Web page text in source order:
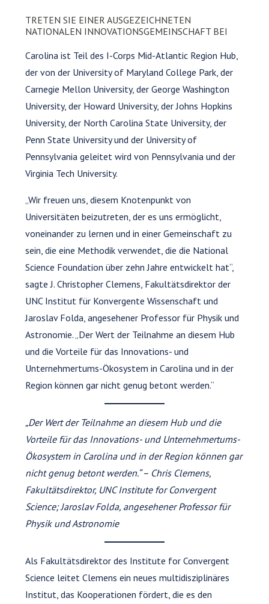
TRETEN SIE EINER AUSGEZEICHNETEN
NATIONALEN INNOVATIONSGEMEINSCHAFT BEI
Carolina ist Teil des I-Corps Mid-Atlantic Region Hub,
der von der University of Maryland College Park, der
Carnegie Mellon University, der George Washington
University, der Howard University, der Johns Hopkins
University, der North Carolina State University, der
Penn State University und der University of
Pennsylvania geleitet wird von Pennsylvania und der
Virginia Tech University.
„Wir freuen uns, diesem Knotenpunkt von
Universitäten beizutreten, der es uns ermöglicht,
voneinander zu lernen und in einer Gemeinschaft zu
sein, die eine Methodik verwendet, die die National
Science Foundation über zehn Jahre entwickelt hat“,
sagte J. Christopher Clemens, Fakultätsdirektor der
UNC Institut für Konvergente Wissenschaft und
Jaroslav Folda, angesehener Professor für Physik und
Astronomie. „Der Wert der Teilnahme an diesem Hub
und die Vorteile für das Innovations- und
Unternehmertums-Ökosystem in Carolina und in der
Region können gar nicht genug betont werden.“
„Der Wert der Teilnahme an diesem Hub und die
Vorteile für das Innovations- und Unternehmertums-
Ökosystem in Carolina und in der Region können gar
nicht genug betont werden.“ – Chris Clemens,
Fakultätsdirektor, UNC Institute for Convergent
Science; Jaroslav Folda, angesehener Professor für
Physik und Astronomie
Als Fakultätsdirektor des Institute for Convergent
Science leitet Clemens ein neues multidisziplinäres
Institut, das Kooperationen fördert, die es den